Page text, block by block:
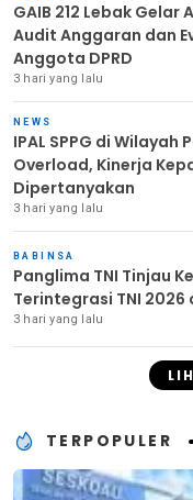
GAIB 212 Lebak Gelar
Audit Anggaran dan
Anggota DPRD
3 hari yang lalu
NEWS
IPAL SPPG di Wilayah
Overload, Kinerja
Dipertanyakan
3 hari yang lalu
BABINSA
Panglima TNI Tinjau
Terintegrasi TNI 2026
3 hari yang lalu
TERPOPULER